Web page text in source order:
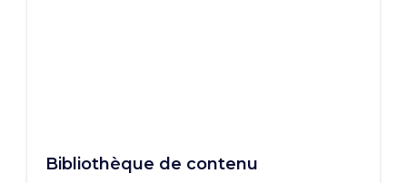
Bibliothèque de contenu